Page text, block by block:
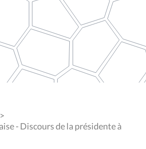
- Discours de la présidente à